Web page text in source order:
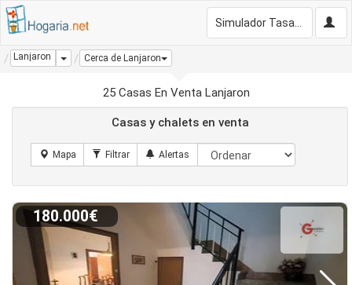
Lanjaron Dropdown
Cerca de Lanjaron
25 Casas En Venta Lanjaron
Casas y chalets en venta
180.000€